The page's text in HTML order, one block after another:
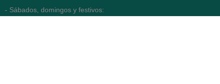
- Sábados, domingos y festivos: